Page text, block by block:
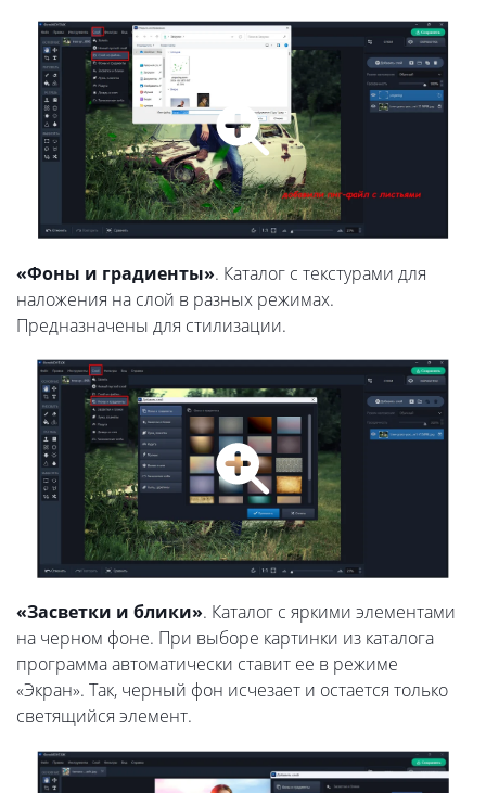
«Фоны и градиенты». Каталог с текстурами для
наложения на слой в разных режимах.
Предназначены для стилизации.
«Засветки и блики». Каталог с яркими элементами
на черном фоне. При выборе картинки из каталога
программа автоматически ставит ее в режиме
«Экран». Так, черный фон исчезает и остается только
светящийся элемент.